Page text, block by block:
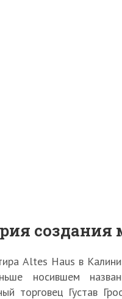
создания
Altes Haus в
носившем
торговец Густав